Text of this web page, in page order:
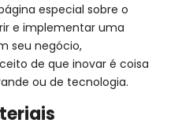
especial sobre o
e implementar uma
seu negócio,
de que inovar é coisa
ou de tecnologia.